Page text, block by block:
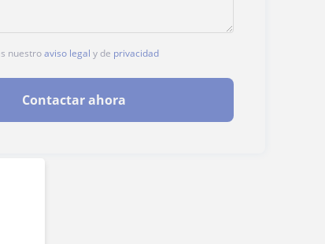
nuestroaviso legal y de privacidad
Contactar ahora